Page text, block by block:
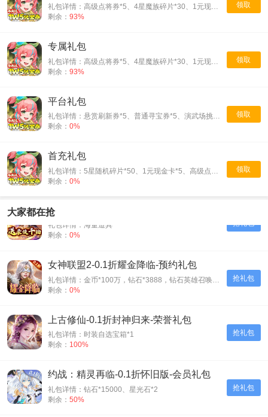
领取
礼包详情：高级点将券*5、4星魔族碎片*30、1元现金卡*3
剩余： 93%
领取
专属礼包
礼包详情：高级点将券*5、4星魔族碎片*30、1元现金卡*3
剩余： 93%
领取
平台礼包
礼包详情：悬赏刷新券*5、普通寻宝券*5、演武场挑战券*10、进阶石*200
剩余： 0%
领取
首充礼包
剩余： 0%
大家都在抢天天有喜2-送豪侠千抽-首发礼包
剩余： 0%
抢礼包
女神联盟2-0.1折耀金降临-预约礼包
剩余： 0%
抢礼包
上古修仙-0.1折封神归来-荣誉礼包
礼包详情：时装自选宝箱*1
剩余： 100%
抢礼包
约战：精灵再临-0.1折怀旧版-会员礼包
礼包详情：钻石*15000、星光石*2
剩余： 50%